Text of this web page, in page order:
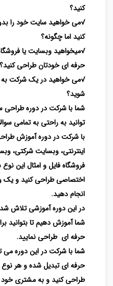
کنید؟
√می خواهید سایت خود را
کنید اما چگونه؟
√میخواهید وبسایت یا
حرفه ای خودتان طراحی کنید؟
√می خواهید در یک شرکت به
شوید؟
شما با شرکت در دوره
توانید به راحتی به تمامی
با شرکت در دوره آموزش
اینترنتی، وبسایت شرکتی،
فروشگاه فایل و امثال این
انجام دهید.
در این دوره آموزشی تلاش
شما آموزش دهیم تا
حرفه ای طراحی نمایید.
شما با شرکت در این دوره می
حرفه ای تبدیل شده و هر
طراحی کنید و به مشتری